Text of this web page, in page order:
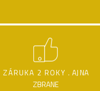
ZÁRUKA 2 ROKY . AJ NA
ZBRANE